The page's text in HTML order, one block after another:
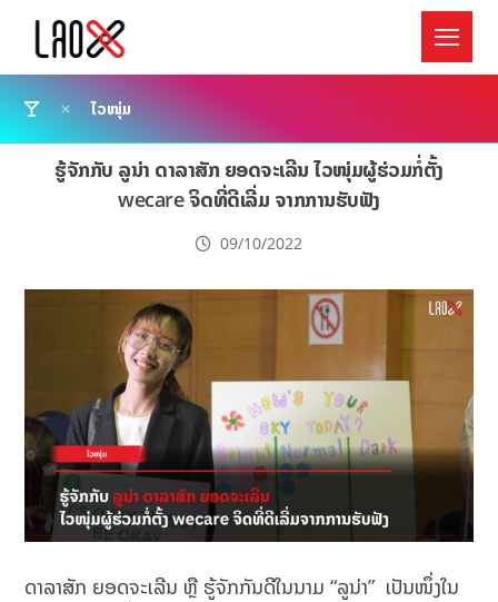
ໄວໜຸ່ມ
ຮູ້ຈັກກັບ ລູນ່າ ດາລາສັກ ຍອດຈະເລີນ ໄວໜຸ່ມຜູ້ຮ່ວມກໍ່ຕັ້ງ
wecare ຈິດທີ່ດີເລີ່ມ ຈາກການຮັບຟັງ
09/10/2022
ດາລາສັກ ຍອດຈະເລີນ ຫຼື ຮູ້ຈັກກັນດີໃນນາມ “ລູນ່າ” ເປັນໜຶ່ງໃນ